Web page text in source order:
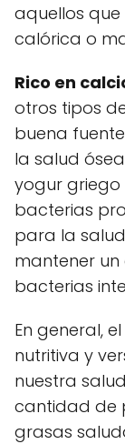
aquellos
calórica o
Rico en
otros tipos
buena
la salud
yogur griego
bacterias
para la
mantener
bacterias
En general,
nutritiva y
nuestra
cantidad de
grasas